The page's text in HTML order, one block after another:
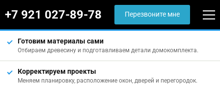
+7 921 027-89-78 Перезвоните мне
Готовим материалы сами
Отбираем древесину и подготавливаем детали домокомплекта.
Корректируем проекты
Меняем планировку, расположение окон, дверей и перегородок.